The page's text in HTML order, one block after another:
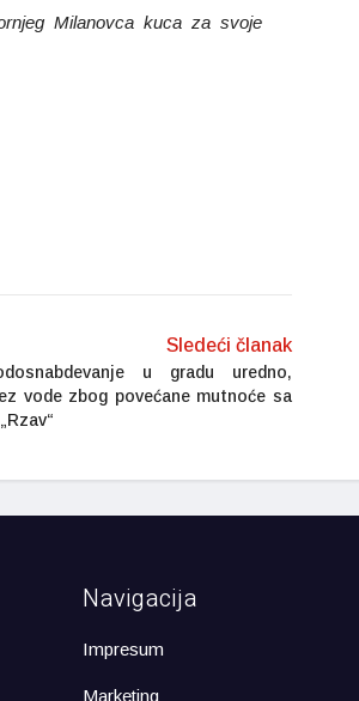
Milanovca kuca za svoje
Sledeći članak
u gradu uredno,
vode zbog povećane mutnoće sa
Navigacija
Impresum
Marketing